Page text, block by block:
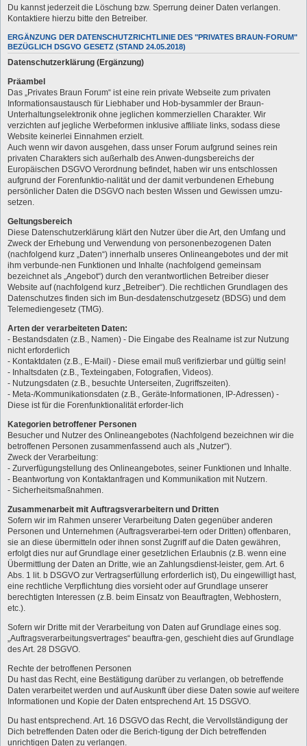
Du kannst jederzeit die Löschung bzw. Sperrung deiner Daten verlangen.
Kontaktiere hierzu bitte den Betreiber.
ERGÄNZUNG DER DATENSCHUTZRICHTLINIE DES "PRIVATES BRAUN-FORUM"
BEZÜGLICH DSGVO GESETZ (STAND 24.05.2018)
Datenschutzerklärung (Ergänzung)
Präambel
Das „Privates Braun Forum“ ist eine rein private Webseite zum privaten
Informationsaustausch für Liebhaber und Hob-bysammler der Braun-
Unterhaltungselektronik ohne jeglichen kommerziellen Charakter. Wir
verzichten auf jegliche Werbeformen inklusive affiliate links, sodass diese
Website keinerlei Einnahmen erzielt.
Auch wenn wir davon ausgehen, dass unser Forum aufgrund seines rein
privaten Charakters sich außerhalb des Anwen-dungsbereichs der
Europäischen DSGVO Verordnung befindet, haben wir uns entschlossen
aufgrund der Forenfunktio-nalität und der damit verbundenen Erhebung
persönlicher Daten die DSGVO nach besten Wissen und Gewissen umzu-
setzen.
Geltungsbereich
Diese Datenschutzerklärung klärt den Nutzer über die Art, den Umfang und
Zweck der Erhebung und Verwendung von personenbezogenen Daten
(nachfolgend kurz „Daten“) innerhalb unseres Onlineangebotes und der mit
ihm verbunde-nen Funktionen und Inhalte (nachfolgend gemeinsam
bezeichnet als „Angebot“) durch den verantwortlichen Betreiber dieser
Website auf (nachfolgend kurz „Betreiber“). Die rechtlichen Grundlagen des
Datenschutzes finden sich im Bun-desdatenschutzgesetz (BDSG) und dem
Telemediengesetz (TMG).
Arten der verarbeiteten Daten:
- Bestandsdaten (z.B., Namen) - Die Eingabe des Realname ist zur Nutzung
nicht erforderlich
- Kontaktdaten (z.B., E-Mail) - Diese email muß verifizierbar und gültig sein!
- Inhaltsdaten (z.B., Texteingaben, Fotografien, Videos).
- Nutzungsdaten (z.B., besuchte Unterseiten, Zugriffszeiten).
- Meta-/Kommunikationsdaten (z.B., Geräte-Informationen, IP-Adressen) -
Diese ist für die Forenfunktionalität erforder-lich
Kategorien betroffener Personen
Besucher und Nutzer des Onlineangebotes (Nachfolgend bezeichnen wir die
betroffenen Personen zusammenfassend auch als „Nutzer“).
Zweck der Verarbeitung:
- Zurverfügungstellung des Onlineangebotes, seiner Funktionen und Inhalte.
- Beantwortung von Kontaktanfragen und Kommunikation mit Nutzern.
- Sicherheitsmaßnahmen.
Zusammenarbeit mit Auftragsverarbeitern und Dritten
Sofern wir im Rahmen unserer Verarbeitung Daten gegenüber anderen
Personen und Unternehmen (Auftragsverarbei-tern oder Dritten) offenbaren,
sie an diese übermitteln oder ihnen sonst Zugriff auf die Daten gewähren,
erfolgt dies nur auf Grundlage einer gesetzlichen Erlaubnis (z.B. wenn eine
Übermittlung der Daten an Dritte, wie an Zahlungsdienst-leister, gem. Art. 6
Abs. 1 lit. b DSGVO zur Vertragserfüllung erforderlich ist), Du eingewilligt hast,
eine rechtliche Verpflichtung dies vorsieht oder auf Grundlage unserer
berechtigten Interessen (z.B. beim Einsatz von Beauftragten, Webhostern,
etc.).
Sofern wir Dritte mit der Verarbeitung von Daten auf Grundlage eines sog.
„Auftragsverarbeitungsvertrages“ beauftra-gen, geschieht dies auf Grundlage
des Art. 28 DSGVO.
Rechte der betroffenen Personen
Du hast das Recht, eine Bestätigung darüber zu verlangen, ob betreffende
Daten verarbeitet werden und auf Auskunft über diese Daten sowie auf weitere
Informationen und Kopie der Daten entsprechend Art. 15 DSGVO.
Du hast entsprechend. Art. 16 DSGVO das Recht, die Vervollständigung der
Dich betreffenden Daten oder die Berich-tigung der Dich betreffenden
unrichtigen Daten zu verlangen.